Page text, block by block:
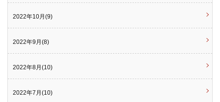
2022年10月(9)
2022年9月(8)
2022年8月(10)
2022年7月(10)